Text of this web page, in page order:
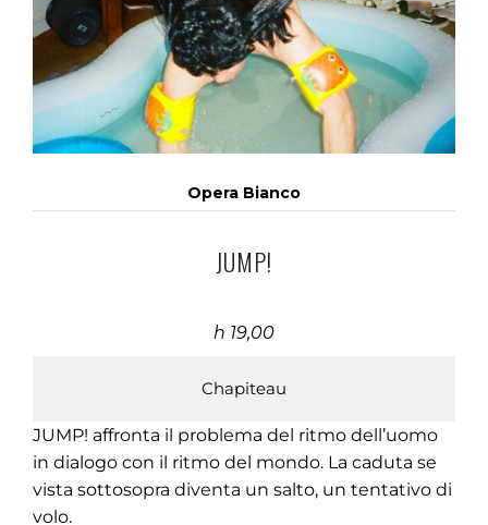
Opera Bianco
JUMP!
h 19,00
Chapiteau
JUMP! affronta il problema del ritmo dell’uomo
in dialogo con il ritmo del mondo. La caduta se
vista sottosopra diventa un salto, un tentativo di
volo.